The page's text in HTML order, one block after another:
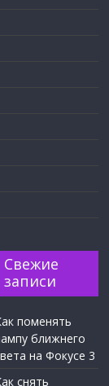
Свежие
записи
поменять
ближнего
на Фокусе 3
снять